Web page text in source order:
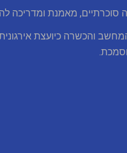
סוכרתיים, מאמנת ומדריכה
והכשרה כיועצת